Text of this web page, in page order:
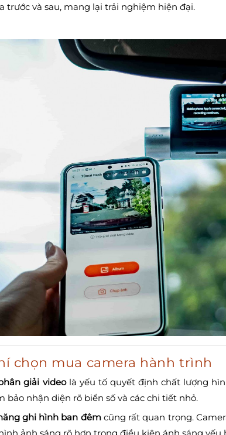
trước và sau, mang lại trải nghiệm hiện đại.
chọn mua camera hành trình
giải videolà yếu tố quyết định chất lượng
bảo nhận diện rõ biển số và các chi tiết nhỏ.
ghi hình ban đêmcũng rất quan trọng.
ảnh sáng rõ hơn trong điều kiện ánh sáng yếu